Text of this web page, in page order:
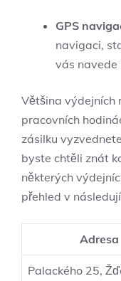
GPS
navigaci,
vás navede
Většina výdejních
pracovních
zásilku
byste chtěli znát
některých
přehled v
Adresa
Palackého 25,